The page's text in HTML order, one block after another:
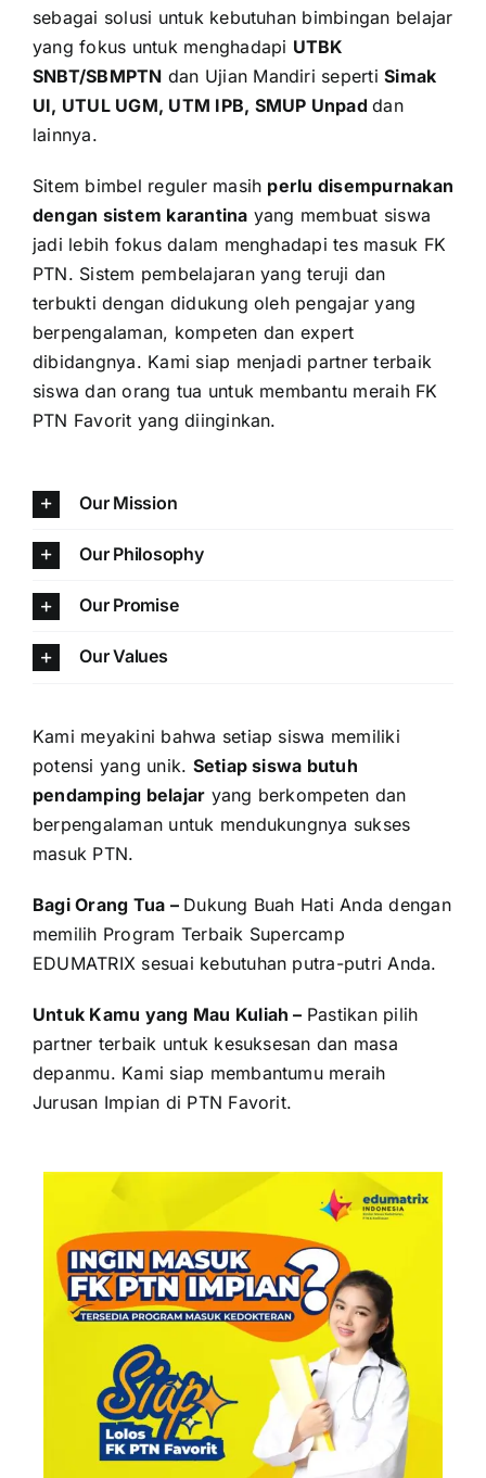
sebagai solusi untuk kebutuhan bimbingan belajar
yang fokus untuk menghadapi UTBK
SNBT/SBMPTN dan Ujian Mandiri sepertiSimak
UI, UTUL UGM, UTM IPB, SMUP Unpaddan
lainnya.
Sitem bimbel reguler masih perlu disempurnakan
dengan sistem karantina yang membuat siswa
jadi lebih fokus dalam menghadapi tes masuk FK
PTN. Sistem pembelajaran yang teruji dan
terbukti dengan didukung oleh pengajar yang
berpengalaman, kompeten dan expert
dibidangnya. Kami siap menjadi partner terbaik
siswa dan orang tua untuk membantu meraih FK
PTN Favorit yang diinginkan.
Our Mission
Our Philosophy
Our Promise
Our Values
Kami meyakini bahwa setiap siswa memiliki
potensi yang unik. Setiap siswa butuh
pendamping belajar yang berkompeten dan
berpengalaman untuk mendukungnya sukses
masuk PTN.
Bagi Orang Tua – Dukung Buah Hati Anda dengan
memilih Program Terbaik Supercamp
EDUMATRIX sesuai kebutuhan putra-putri Anda.
Untuk Kamu yang Mau Kuliah – Pastikan pilih
partner terbaik untuk kesuksesan dan masa
depanmu. Kami siap membantumu meraih
Jurusan Impian di PTN Favorit.